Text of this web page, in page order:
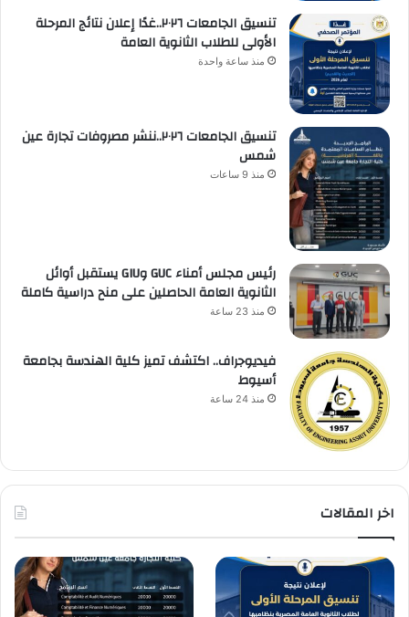
تنسيق الجامعات ٢٠٢٦..غدًا إعلان نتائج المرحلة
الأولى للطلاب الثانوية العامة
منذ ساعة واحدة
تنسيق الجامعات ٢٠٢٦..ننشر مصروفات تجارة عين
شمس
منذ 9 ساعات
رئيس مجلس أمناء GUC وGIU يستقبل أوائل
الثانوية العامة الحاصلين على منح دراسية كاملة
منذ 23 ساعة
فيديوجراف.. اكتشف تميز كلية الهندسة بجامعة
أسيوط
منذ 24 ساعة
اخر المقالات